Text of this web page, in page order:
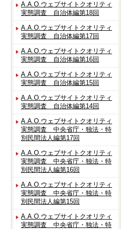
A.A.O.ウェブサイトクオリティ
実態調査 自治体編第18回
A.A.O.ウェブサイトクオリティ
実態調査 自治体編第17回
A.A.O.ウェブサイトクオリティ
実態調査 自治体編第16回
A.A.O.ウェブサイトクオリティ
実態調査 自治体編第15回
A.A.O.ウェブサイトクオリティ
実態調査 自治体編第14回
A.A.O.ウェブサイトクオリティ
実態調査 中央省庁・独法・特
別民間法人編第17回
A.A.O.ウェブサイトクオリティ
実態調査 中央省庁・独法・特
別民間法人編第16回
A.A.O.ウェブサイトクオリティ
実態調査 中央省庁・独法・特
別民間法人編第15回
A.A.O.ウェブサイトクオリティ
実態調査 中央省庁・独法・特